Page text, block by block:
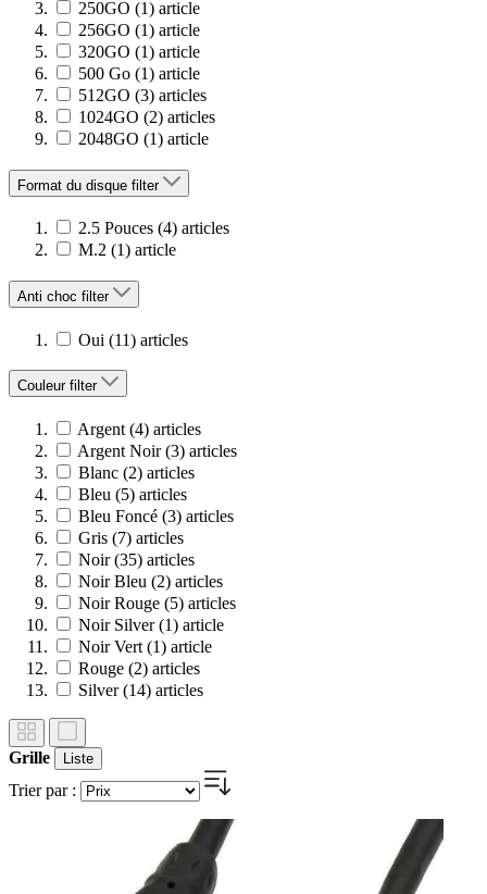
250GO (1) article
256GO (1) article
320GO (1) article
500 Go (1) article
512GO (3) articles
1024GO (2) articles
2048GO (1) article
Format du disque filter
2.5 Pouces (4) articles
M.2 (1) article
Anti choc filter
Oui (11) articles
Couleur filter
Argent (4) articles
Argent Noir (3) articles
Blanc (2) articles
Bleu (5) articles
Bleu Foncé (3) articles
Gris (7) articles
Noir (35) articles
Noir Bleu (2) articles
Noir Rouge (5) articles
Noir Silver (1) article
Noir Vert (1) article
Rouge (2) articles
Silver (14) articles
Grille Liste
Trier par :